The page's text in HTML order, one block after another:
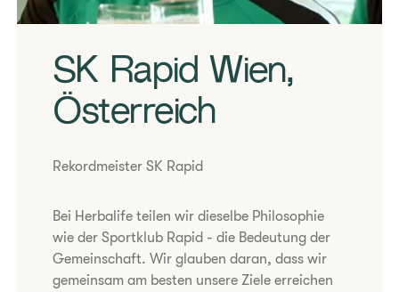
SK Rapid Wien,
Österreich
Rekordmeister SK Rapid
Bei Herbalife teilen wir dieselbe Philosophie
wie der Sportklub Rapid - die Bedeutung der
Gemeinschaft. Wir glauben daran, dass wir
gemeinsam am besten unsere Ziele erreichen